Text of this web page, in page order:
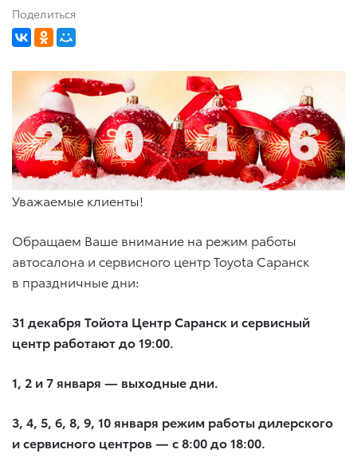
Поделиться
Уважаемые клиенты!
Обращаем Ваше внимание на режим работы
автосалона и сервисного центр Toyota Саранск
в праздничные дни:
31 декабря Тойота Центр Саранск и сервисный
центр работают до 19:00.
1, 2 и 7 января — выходные дни.
3, 4, 5, 6, 8, 9, 10 января режим работы дилерского
и сервисного центров — с 8:00 до 18:00.